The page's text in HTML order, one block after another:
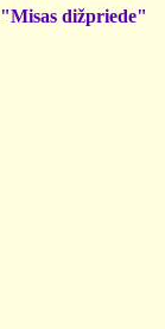
"Misas dižpriede"